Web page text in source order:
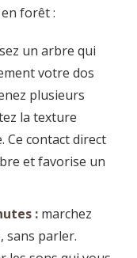
forêt :
un arbre qui
votre dos
plusieurs
la texture
Ce contact direct
et favorise un
: marchez
sans parler.